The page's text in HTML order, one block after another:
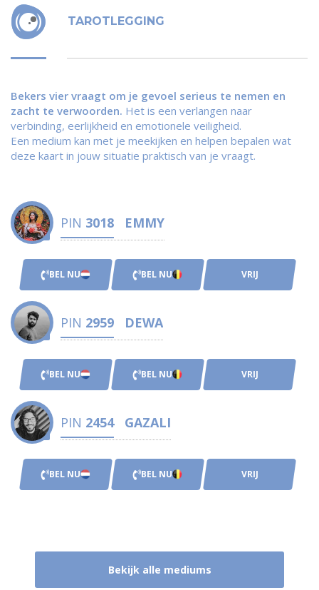
TAROTLEGGING
Bekers vier vraagt om je gevoel serieus te nemen en
zacht te verwoorden. Het is een verlangen naar
verbinding, eerlijkheid en emotionele veiligheid.
Een medium kan met je meekijken en helpen bepalen wat
deze kaart in jouw situatie praktisch van je vraagt.
PIN 3018 EMMY
BEL NU BEL NU VRIJ
PIN 2959 DEWA
BEL NU BEL NU VRIJ
PIN 2454 GAZALI
BEL NU BEL NU VRIJ
Bekijk alle mediums